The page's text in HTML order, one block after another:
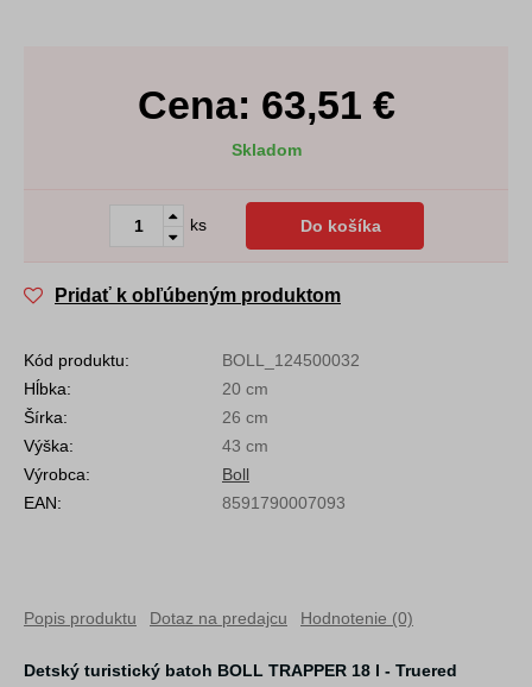
Cena: 63,51 €
Skladom
ks Do košíka
Pridať k obľúbeným produktom
Kód produktu:
BOLL_124500032
Hĺbka:
20 cm
Šírka:
26 cm
Výška:
43 cm
Výrobca:
Boll
EAN:
8591790007093
Popis produktu Dotaz na predajcu Hodnotenie (0)
Detský turistický batoh BOLL TRAPPER 18 l - Truered